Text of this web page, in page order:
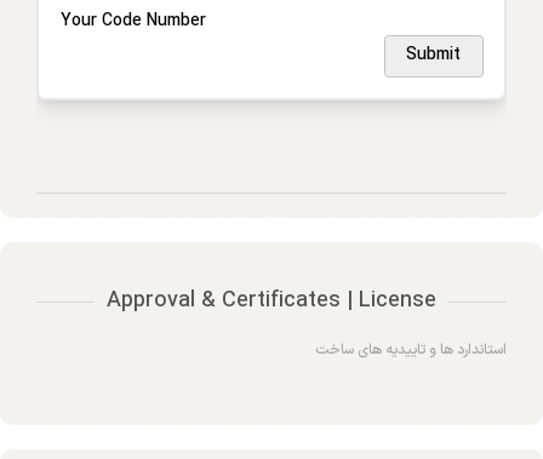
Your Code Number
Submit
Approval & Certificates | License
استاندارد ها و تاییدیه های ساخت